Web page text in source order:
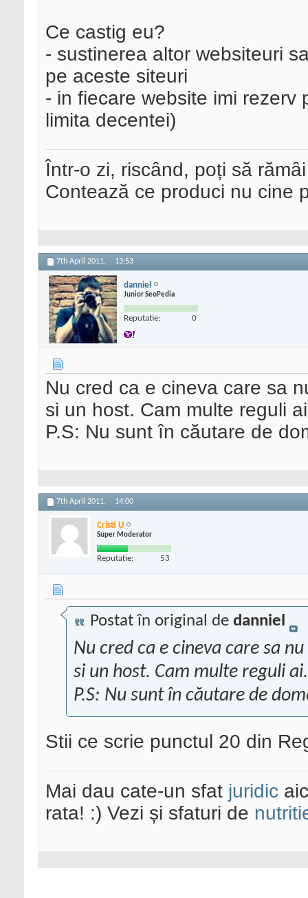
Ce castig eu?
- sustinerea altor websiteuri
pe aceste siteuri
- in fiecare website imi rezerv
limita decentei)
Într-o zi, riscând, poți să
Contează ce produci nu cine
7th April 2011, 13:53
danniel
Junior SeoPedia
Reputatie: 0
Nu cred ca e cineva care sa
si un host. Cam multe reguli
P.S: Nu sunt în căutare de
7th April 2011, 14:00
Cristi U
Super Moderator
Reputatie: 53
Postat în original de danniel
Nu cred ca e cineva care sa
si un host. Cam multe reguli ai.
P.S: Nu sunt în căutare de
Stii ce scrie punctul 20 din
Mai dau cate-un sfat juridic
rata! :) Vezi și sfaturi de